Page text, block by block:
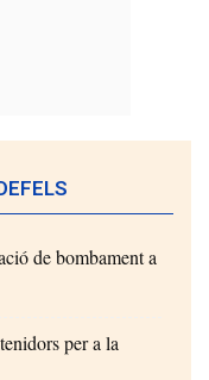
de bombament a
per a la